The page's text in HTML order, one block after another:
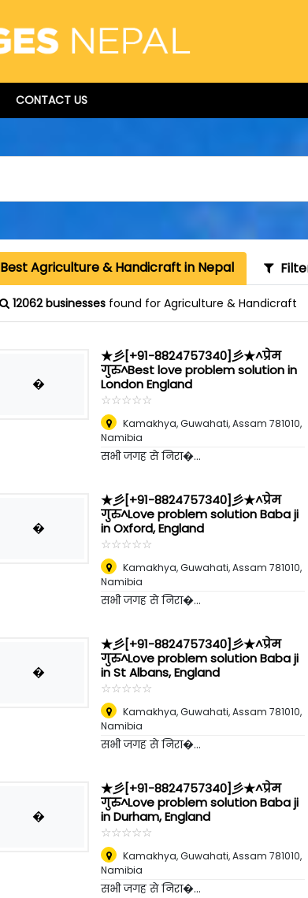
CONTACT US
Best Agriculture & Handicraft in Nepal
12062 businesses found for Agriculture & Handicraft
�
★彡[+91-8824757340]彡★^प्रेम
गुरु^Best love problem solution in
London England
☆☆☆☆☆
★★★★★
Kamakhya, Guwahati, Assam 781010,
Namibia
सभी जगह से निरा�...
�
★彡[+91-8824757340]彡★^प्रेम
गुरु^Love problem solution Baba ji
in Oxford, England
☆☆☆☆☆
★★★★★
Kamakhya, Guwahati, Assam 781010,
Namibia
सभी जगह से निरा�...
�
★彡[+91-8824757340]彡★^प्रेम
गुरु^Love problem solution Baba ji
in St Albans, England
☆☆☆☆☆
★★★★★
Kamakhya, Guwahati, Assam 781010,
Namibia
सभी जगह से निरा�...
�
★彡[+91-8824757340]彡★^प्रेम
गुरु^Love problem solution Baba ji
in Durham, England
☆☆☆☆☆
★★★★★
Kamakhya, Guwahati, Assam 781010,
Namibia
सभी जगह से निरा�...